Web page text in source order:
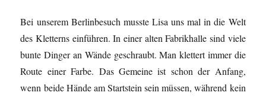
Bei unserem Berlinbesuch musste Lisa uns mal in die Welt
des Kletterns einführen. In einer alten Fabrikhalle sind viele
bunte Dinger an Wände geschraubt. Man klettert immer die
Route einer Farbe. Das Gemeine ist schon der Anfang,
wenn beide Hände am Startstein sein müssen, während kein